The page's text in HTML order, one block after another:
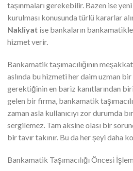
taşınmaları gerekebilir. Bazen ise
kurulması konusunda türlü kararlar
Nakliyat ise bankaların
hizmet verir.
Bankamatik taşımacılığının
aslında bu hizmeti her daim uzman bir
gerektiğinin en bariz kanıtlarından
gelen bir firma, bankamatik
zaman asla kullanıcıyı zor durumda
sergilemez. Tam aksine olası bir
bir tavır takınır. Bu da her şeyi daha
Bankamatik Taşımacılığı Öncesi